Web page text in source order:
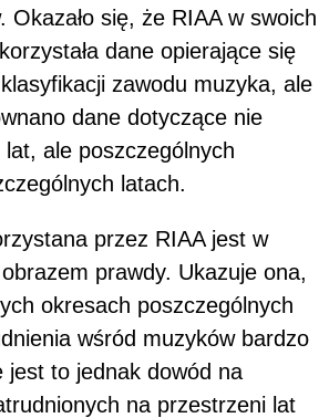
Okazało się, że RIAA w swoich
dane opierające się
zawodu muzyka, ale
dane dotyczące nie
ale poszczególnych
latach.
przez RIAA jest w
prawdy. Ukazuje ona,
okresach poszczególnych
wśród muzyków bardzo
jest to jednak dowód na
na przestrzeni lat